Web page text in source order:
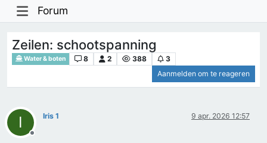
Forum
Zeilen: schootspanning
Water & boten 8 2 388
3
Aanmelden om te reageren
I
Offline
Iris 1 9 apr. 2026 12:57